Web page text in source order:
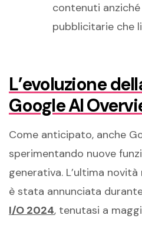
contenuti
pubblicitarie che
L’evoluzione
Google AI
Come anticipato, anche
sperimentando nuove
generativa. L’ultima
è stata annunciata
I/O 2024, tenutasi a